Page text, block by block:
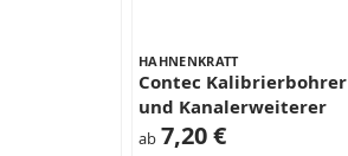
HAHNENKRATT
Contec Kalibrierbohrer
und Kanalerweiterer
ab 7,20 €